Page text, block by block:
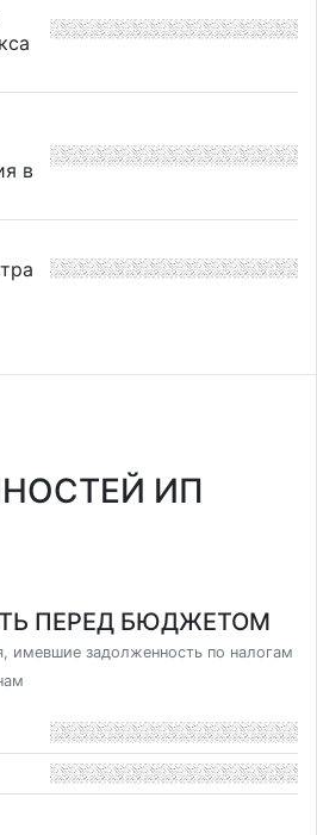
в
ИП
ПЕРЕД БЮДЖЕТОМ
имевшие задолженность по налогам